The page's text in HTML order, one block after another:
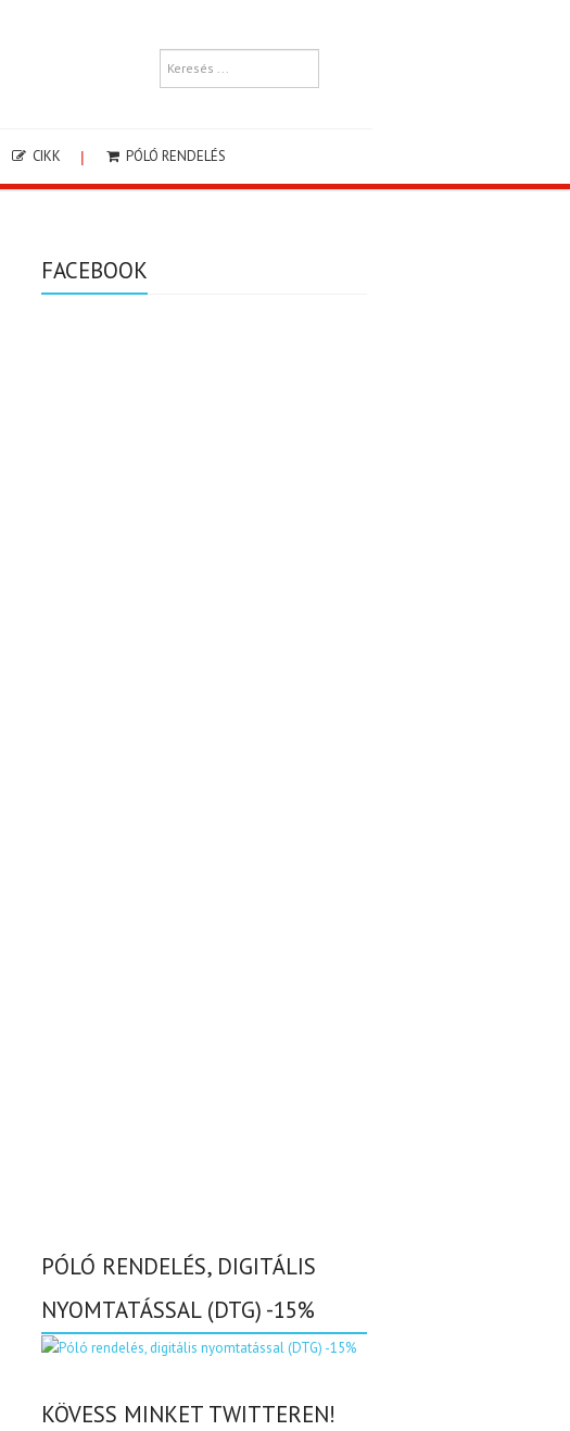
CIKK PÓLÓ RENDELÉS
FACEBOOK
PÓLÓ RENDELÉS, DIGITÁLIS
NYOMTATÁSSAL (DTG) -15%
KÖVESS MINKET TWITTEREN!